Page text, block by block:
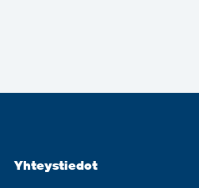
Yhteystiedot